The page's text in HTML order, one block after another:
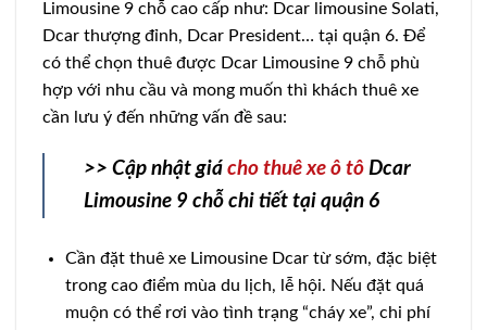
Limousine 9 chỗ cao cấp như: Dcar limousine Solati,
Dcar thượng đỉnh, Dcar President… tại quận 6. Để
có thể chọn thuê được Dcar Limousine 9 chỗ phù
hợp với nhu cầu và mong muốn thì khách thuê xe
cần lưu ý đến những vấn đề sau:
>> Cập nhật giá cho thuê xe ô tô Dcar
Limousine 9 chỗ chi tiết tại quận 6
Cần đặt thuê xe Limousine Dcar từ sớm, đặc biệt
trong cao điểm mùa du lịch, lễ hội. Nếu đặt quá
muộn có thể rơi vào tình trạng “cháy xe”, chi phí